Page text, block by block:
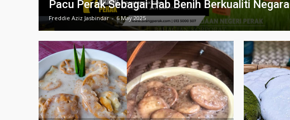
Pacu Perak Sebagai Hab Benih Berkualiti Negara
Freddie Aziz Jasbindar - 6 May 2025